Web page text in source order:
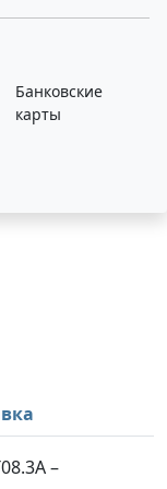
Банковские
карты
–